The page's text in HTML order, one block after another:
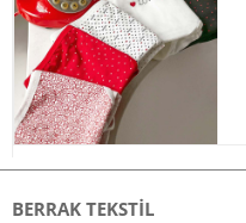
BERRAK TEKSTIL